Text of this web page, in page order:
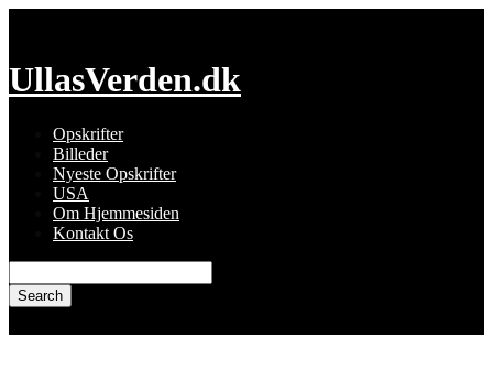
UllasVerden.dk
Opskrifter
Billeder
Nyeste Opskrifter
USA
Om Hjemmesiden
Kontakt Os
for: